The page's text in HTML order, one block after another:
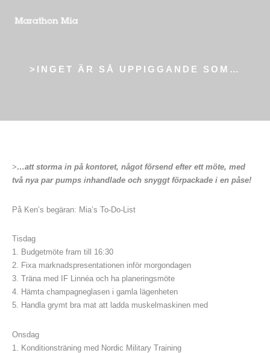
>INGET ÄR SÅ UPPIGGANDE SOM…
>…att storma in på kontoret, något försend efter ett möte, med
två nya par pumps inhandlade och snyggt förpackade i en påse!
På Ken’s begäran: Mia’s To-Do-List
Tisdag
1. Budgetmöte fram till 16:30
2. Fixa marknadspresentationen inför morgondagen
3. Träna med IF Linnéa och ha planeringsmöte
4. Hämta champagneglasen i gamla lägenheten
5. Handla grymt bra mat att ladda muskelmaskinen med
Onsdag
1. Konditionsträning med Nordic Military Training